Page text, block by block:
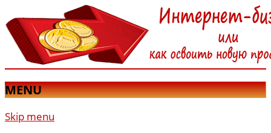
MENU
Skip menu